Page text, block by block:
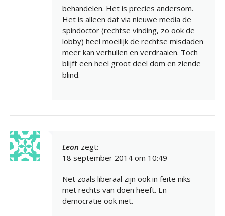
behandelen. Het is precies andersom.
Het is alleen dat via nieuwe media de
spindoctor (rechtse vinding, zo ook de
lobby) heel moeilijk de rechtse misdaden
meer kan verhullen en verdraaien. Toch
blijft een heel groot deel dom en ziende
blind.
Leon zegt:
18 september 2014 om 10:49
Net zoals liberaal zijn ook in feite niks
met rechts van doen heeft. En
democratie ook niet.